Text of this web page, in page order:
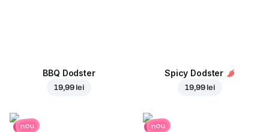
BBQ Dodster
19,99 lei
Spicy Dodster
19,99 lei
nou nou